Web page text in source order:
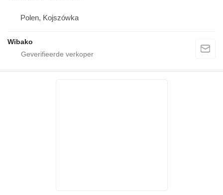
Polen, Kojszówka
Wibako